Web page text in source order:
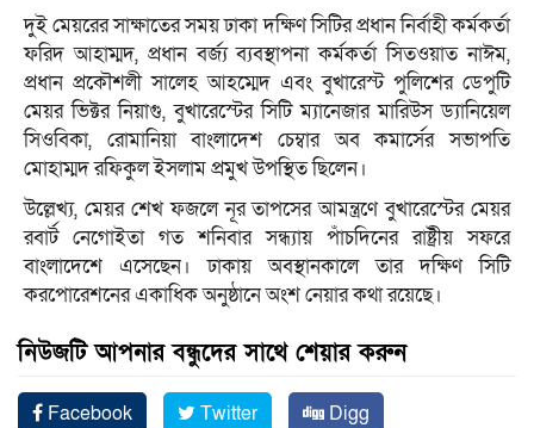
দুই মেয়রের সাক্ষাতের সময় ঢাকা দক্ষিণ সিটির প্রধান নির্বাহী কর্মকর্তা
ফরিদ আহাম্মদ, প্রধান বর্জ্য ব্যবস্থাপনা কর্মকর্তা সিতওয়াত নাঈম,
প্রধান প্রকৌশলী সালেহ আহম্মেদ এবং বুখারেস্ট পুলিশের ডেপুটি
মেয়র ভিক্টর নিয়াগু, বুখারেস্টের সিটি ম্যানেজার মারিউস ড্যানিয়েল
সিওবিকা, রোমানিয়া বাংলাদেশ চেম্বার অব কমার্সের সভাপতি
মোহাম্মদ রফিকুল ইসলাম প্রমুখ উপস্থিত ছিলেন।
উল্লেখ্য, মেয়র শেখ ফজলে নূর তাপসের আমন্ত্রণে বুখারেস্টের মেয়র
রবার্ট নেগোইতা গত শনিবার সন্ধ্যায় পাঁচদিনের রাষ্ট্রীয় সফরে
বাংলাদেশে এসেছেন। ঢাকায় অবস্থানকালে তার দক্ষিণ সিটি
করপোরেশনের একাধিক অনুষ্ঠানে অংশ নেয়ার কথা রয়েছে।
নিউজটি আপনার বন্ধুদের সাথে শেয়ার করুন
Facebook Twitter
Digg